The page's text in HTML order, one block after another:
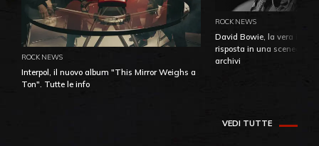
ROCK NEWS
Interpol, il nuovo album "This Mirror Weighs a
Ton". Tutte le info
ROCK NEWS
David Bowie, la vera
risposta in una
archivi
VEDI TUTTE